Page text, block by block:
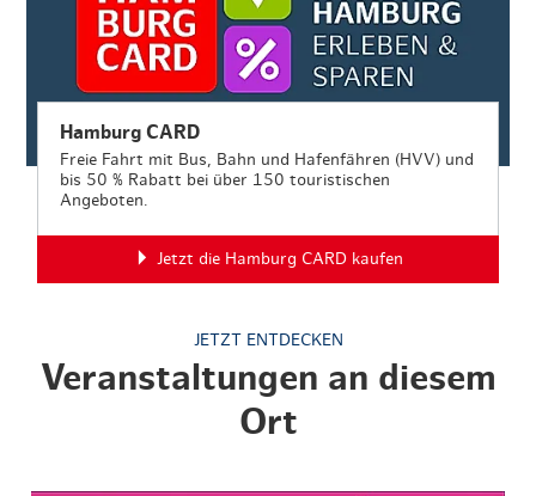
Hamburg CARD
Freie Fahrt mit Bus, Bahn und Hafenfähren (HVV) und
bis 50 % Rabatt bei über 150 touristischen
Angeboten.
Jetzt die Hamburg CARD kaufen
JETZT ENTDECKEN
Veranstaltungen an diesem
Ort